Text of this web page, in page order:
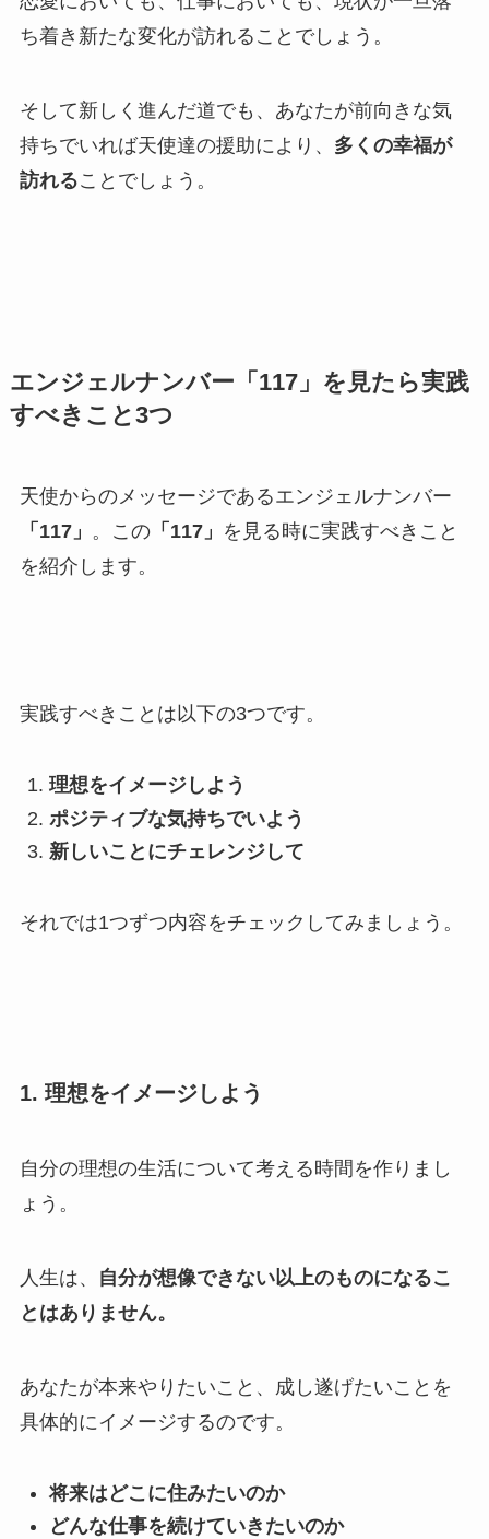
ち着き新たな変化が訪れることでしょう。
そして新しく進んだ道でも、あなたが前向きな気
持ちでいれば天使達の援助により、 多くの幸福が
訪れることでしょう。
エンジェルナンバー「117」を見たら実践
すべきこと3つ
天使からのメッセージであるエンジェルナンバー
「117」 。この「117」 を見る時に実践すべきこと
を紹介します。
実践すべきことは以下の3つです。
理想をイメージしよう
ポジティブな気持ちでいよう
新しいことにチェレンジして
それでは1つずつ内容をチェックしてみましょう。
1. 理想をイメージしよう
自分の理想の生活について考える時間を作りまし
ょう。
人生は、
自分が想像できない以上のものになるこ
とはありません。
あなたが本来やりたいこと、成し遂げたいことを
具体的にイメージするのです。
将来はどこに住みたいのか
どんな仕事を続けていきたいのか